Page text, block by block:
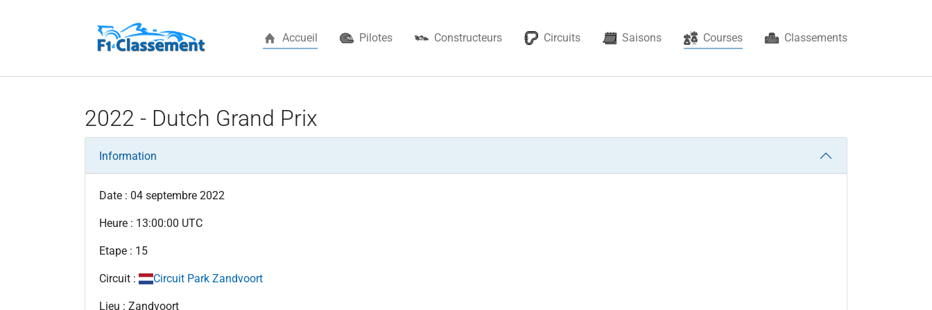
Accueil Pilotes Constructeurs Circuits Saisons Courses(current) Classements
2022 - Dutch Grand Prix
Information
Date : 04 septembre 2022
Heure : 13:00:00 UTC
Etape : 15
Circuit : Circuit Park Zandvoort
Lieu : Zandvoort